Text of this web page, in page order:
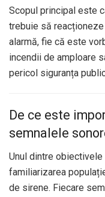
Scopul principal este
trebuie să reacționeze
alarmă, fie că este
incendii de amploare
pericol siguranța
De ce este
semnalele
Unul dintre
familiarizarea
de sirene. Fiecare